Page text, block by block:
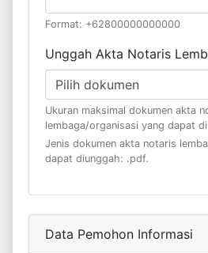
Format: +62800000000000
Unggah Akta Notaris
Pilih dokumen
Ukuran maksimal dokumen akta
lembaga/organisasi yang dapat
Jenis dokumen akta notaris
dapat diunggah: .pdf.
Data Pemohon Informasi